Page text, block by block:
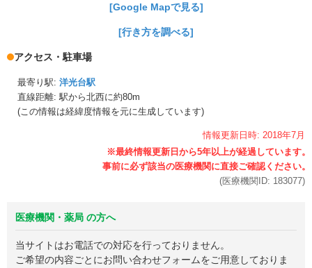
[Google Mapで見る]
[行き方を調べる]
アクセス・駐車場
最寄り駅: 洋光台駅
直線距離: 駅から北西に約80m
(この情報は経緯度情報を元に生成しています)
情報更新日時: 2018年7月
(医療機関ID: 183077)
医療機関・薬局 の方へ
当サイトはお電話での対応を行っておりません。
ご希望の内容ごとにお問い合わせフォームをご用意しておりま